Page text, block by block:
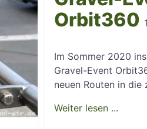
Orbit360
Im Sommer 2020
Gravel-Event
neuen Routen in die
Weiter lesen ...